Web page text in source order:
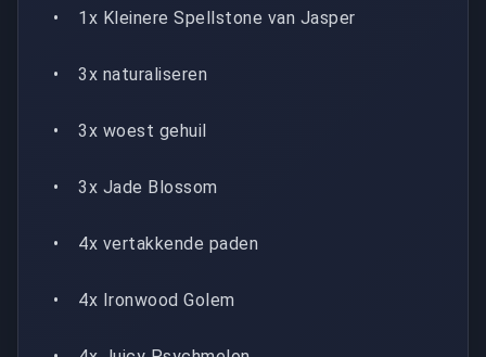
• 1x Kleinere Spellstone van Jasper
• 3x naturaliseren
• 3x woest gehuil
• 3x Jade Blossom
• 4x vertakkende paden
• 4x Ironwood Golem